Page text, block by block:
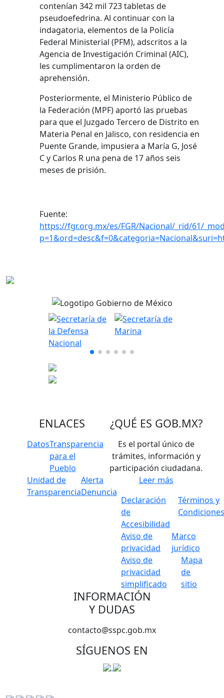
contenían 342 mil 723 tabletas de
pseudoefedrina. Al continuar con la
indagatoria, elementos de la Policía
Federal Ministerial (PFM), adscritos a la
Agencia de Investigación Criminal (AIC),
les cumplimentaron la orden de
aprehensión.
Posteriormente, el Ministerio Público de
la Federación (MPF) aportó las pruebas
para que el Juzgado Tercero de Distrito en
Materia Penal en Jalisco, con residencia en
Puente Grande, impusiera a María G, José
C y Carlos R una pena de 17 años seis
meses de prisión.
Fuente:
https://fgr.org.mx/es/FGR/Nacional/_rid/61/
ENLACES
DatosTransparencia
para el
Pueblo
Unidad de
Transparencia
Alerta
Denuncia
¿QUÉ ES GOB.MX?
Es el portal único de
trámites, información y
participación ciudadana.
Leer más
Declaración
de
Accesibilidad
Términos y
Aviso de
privacidad
Marco
jurídico
Aviso de
privacidad
simplificado
Mapa
de
sitio
INFORMACIÓN
Y DUDAS
contacto@sspc.gob.mx
SÍGUENOS EN